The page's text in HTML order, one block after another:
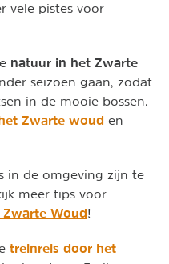
vele pistes voor
natuur in het Zwarte
seizoen gaan, zodat
in de mooie bossen.
Zwarte woud en
in de omgeving zijn te
meer tips voor
Woud!
treinreis door het